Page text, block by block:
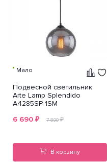
Мало
Подвесной светильник
Arte Lamp Splendido
A4285SP-1SM
6 690 ₽ 7 890₽
В корзину